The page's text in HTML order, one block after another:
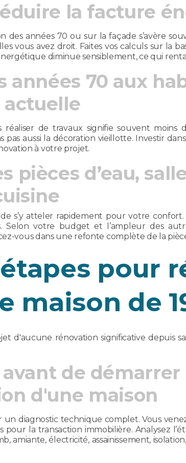
la facture
des années 70 ou sur la façade s’avère
vous avez droit. Faites vos calculs sur la
diminue sensiblement, ce qui
années 70 aux
actuelle
de travaux signifie souvent
aussi la décoration vieillotte. Investir
à votre projet.
pièces d’eau,
s’y atteler rapidement pour votre
Selon votre budget et l’ampleur des
vous dans une refonte complète de la
pour
maison de
d'aucune rénovation significative depuis
de démarrer
d'une maison
diagnostic technique complet. Vous
la transaction immobilière. Analysez
amiante, électricité, assainissement,